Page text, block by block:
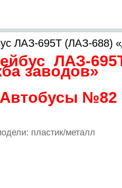
ЛАЗ-695Т (ЛАЗ-688)
ЛАЗ-
заводов»
№82
пластик/металл